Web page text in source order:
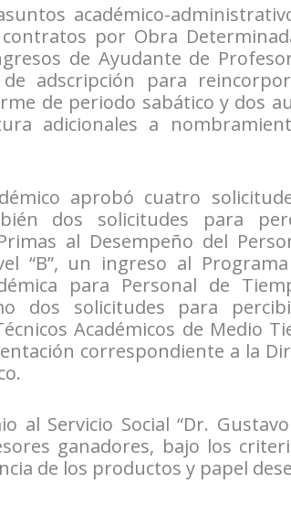
académico-
por Obra
de Ayudante de
adscripción para
de periodo sabático y dos
adicionales a
aprobó cuatro
dos solicitudes para
al Desempeño del
“B”, un ingreso al
para Personal de
dos solicitudes para
Académicos de Medio
correspondiente a la
al Servicio Social “Dr.
ganadores, bajo los
de los productos y papel